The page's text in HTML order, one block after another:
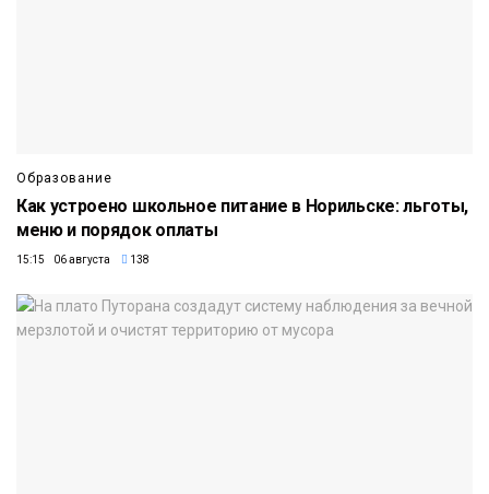
Образование
Как устроено школьное питание в Норильске: льготы,
меню и порядок оплаты
15:15 06 августа 138